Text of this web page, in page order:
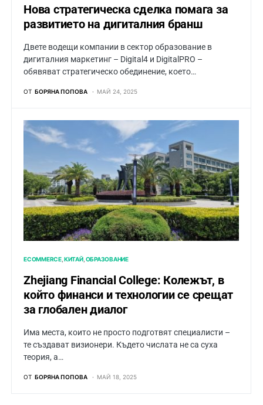
Нова стратегическа сделка помага за
развитието на дигиталния бранш
Двете водещи компании в сектор образование в
дигиталния маркетинг – Digital4 и DigitalPRO –
обявяват стратегическо обединение, което…
ОТ БОРЯНА ПОПОВА МАЙ 24, 2025
ECOMMERCE КИТАЙ ОБРАЗОВАНИЕ
Zhejiang Financial College: Колежът, в
който финанси и технологии се срещат
за глобален диалог
Има места, които не просто подготвят специалисти –
те създават визионери. Където числата не са суха
теория, а…
ОТ БОРЯНА ПОПОВА МАЙ 18, 2025